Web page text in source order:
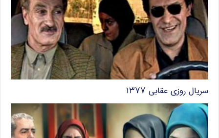
سریال روزی عقابی ۱۳۷۷